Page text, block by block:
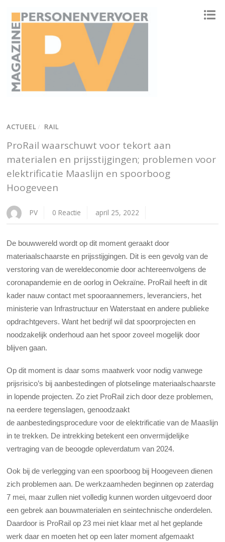
ACTUEEL / RAIL
ProRail waarschuwt voor tekort aan
materialen en prijsstijgingen; problemen voor
elektrificatie Maaslijn en spoorboog
Hoogeveen
PV 0 Reactie april 25, 2022
De bouwwereld wordt op dit moment geraakt door
materiaalschaarste en prijsstijgingen. Dit is een gevolg van de
verstoring van de wereldeconomie door achtereenvolgens de
coronapandemie en de oorlog in Oekraïne. ProRail heeft in dit
kader nauw contact met spooraannemers, leveranciers, het
ministerie van Infrastructuur en Waterstaat en andere publieke
opdrachtgevers. Want het bedrijf wil dat spoorprojecten en
noodzakelijk onderhoud aan het spoor zoveel mogelijk door
blijven gaan.
Op dit moment is daar soms maatwerk voor nodig vanwege
prijsrisico’s bij aanbestedingen of plotselinge materiaalschaarste
in lopende projecten. Zo ziet ProRail zich door deze problemen,
na eerdere tegenslagen, genoodzaakt
de aanbestedingsprocedure voor de elektrificatie van de Maaslijn
in te trekken. De intrekking betekent een onvermijdelijke
vertraging van de beoogde opleverdatum van 2024.
Ook bij de verlegging van een spoorboog bij Hoogeveen dienen
zich problemen aan. De werkzaamheden beginnen op zaterdag
7 mei, maar zullen niet volledig kunnen worden uitgevoerd door
een gebrek aan bouwmaterialen en seintechnische onderdelen.
Daardoor is ProRail op 23 mei niet klaar met al het geplande
werk daar en moeten het op een later moment afgemaakt